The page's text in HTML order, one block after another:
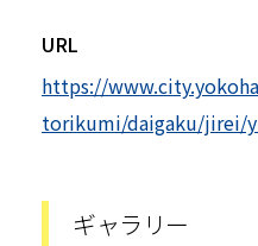
URL
https://
torikumi/daigaku/jirei/
ギャラリー